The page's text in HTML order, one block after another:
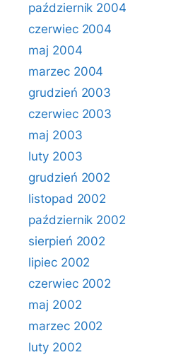
październik 2004
czerwiec 2004
maj 2004
marzec 2004
grudzień 2003
czerwiec 2003
maj 2003
luty 2003
grudzień 2002
listopad 2002
październik 2002
sierpień 2002
lipiec 2002
czerwiec 2002
maj 2002
marzec 2002
luty 2002